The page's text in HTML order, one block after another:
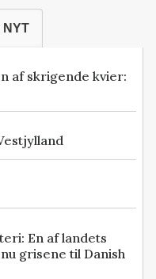
NYT
af skrigende kvier:
En af landets
grisene til Danish